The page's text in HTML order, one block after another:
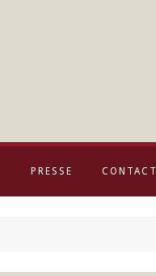
PRESSE CONTACT